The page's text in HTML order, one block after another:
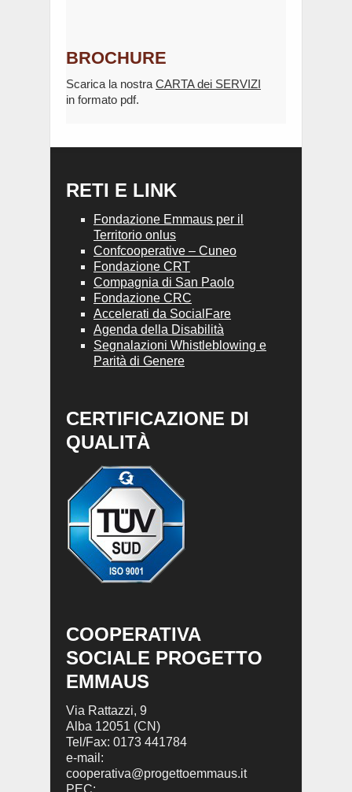
BROCHURE
Scarica la nostra CARTA dei SERVIZI
in formato pdf.
RETI E LINK
Fondazione Emmaus per il
Territorio onlus
Confcooperative – Cuneo
Fondazione CRT
Compagnia di San Paolo
Fondazione CRC
Accelerati da SocialFare
Agenda della Disabilità
Segnalazioni Whistleblowing e
Parità di Genere
CERTIFICAZIONE DI
QUALITÀ
COOPERATIVA
SOCIALE PROGETTO
EMMAUS
Via Rattazzi, 9
Alba 12051 (CN)
Tel/Fax: 0173 441784
e-mail:
cooperativa@progettoemmaus.it